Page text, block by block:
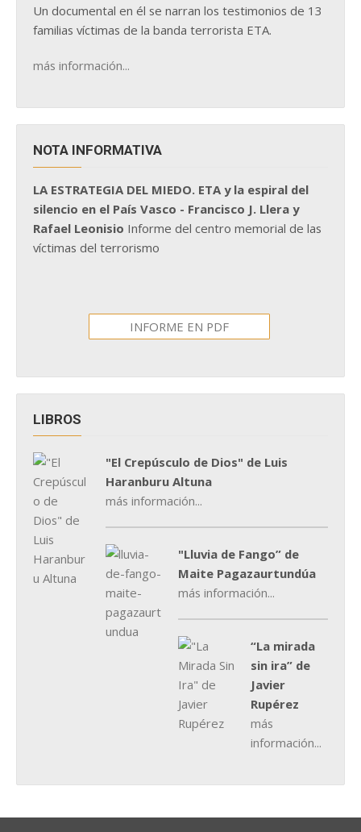
Un documental en él se narran los testimonios de 13
familias víctimas de la banda terrorista ETA.
más información...
NOTA INFORMATIVA
LA ESTRATEGIA DEL MIEDO. ETA y la espiral del
silencio en el País Vasco - Francisco J. Llera y
Rafael Leonisio Informe del centro memorial de las
víctimas del terrorismo
INFORME EN PDF
LIBROS
"El Crepúsculo de Dios" de Luis
Haranburu Altuna
más información...
"Lluvia de Fango” de
Maite Pagazaurtundúa
más información...
“La mirada
sin ira” de
Javier
Rupérez
más
información...